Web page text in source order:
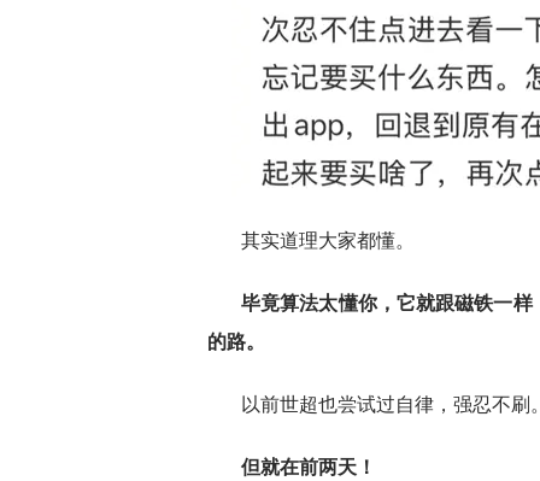
其实道理大家都懂。
毕竟算法太懂你，它就跟磁铁一
的路。
以前世超也尝试过自律，强忍不
但就在前两天！